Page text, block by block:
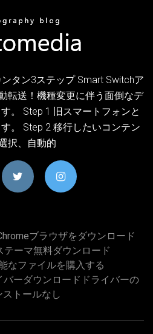
タン3ステップ Smart Switchア
転送！機種変更に伴う面倒なデ
。 Step 1 旧スマートフォンと
。 Step 2 移行したいコンテン
択、自動的
ブラウザをダウンロード
テーマ無料ダウンロード
なファイルを購入する
バーダウンロードドライバーの
ストールなし